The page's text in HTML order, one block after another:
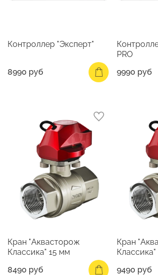
Контроллер "Эксперт"
8990 руб
PRO
9990 руб
Кран "Аквасторож
Классика" 15 мм
8490 руб
Кран
9490 руб